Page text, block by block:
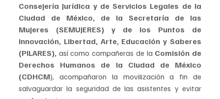
Consejería Jurídica y de Servicios Legales de la
Ciudad de México, de la Secretaría de las
Mujeres (SEMUJERES) y de los Puntos de
Innovación, Libertad, Arte, Educación y Saberes
(PILARES), así como compañeras de la Comisión de
Derechos Humanos de la Ciudad de México
(CDHCM), acompañaron la movilización a fin de
salvaguardar la seguridad de las asistentes y evitar